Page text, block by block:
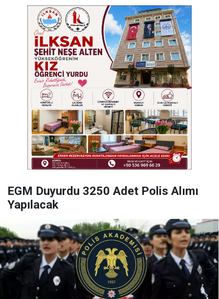
EGM Duyurdu 3250 Adet Polis Alımı
Yapılacak